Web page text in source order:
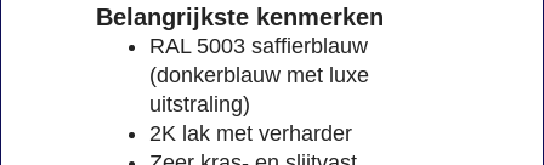
Belangrijkste kenmerken
RAL 5003 saffierblauw
(donkerblauw met luxe
uitstraling)
2K lak met verharder